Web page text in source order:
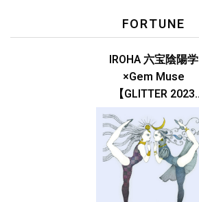
FORTUNE
IROHA 六宝陰陽学
×Gem Muse
【GLITTER 2023
SUMMER issue】